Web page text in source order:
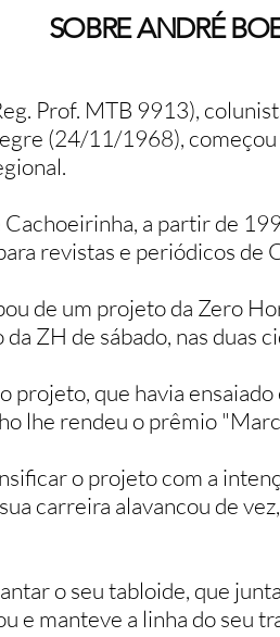
SOBRE ANDRÉ
Prof. MTB 9913),
(24/11/1968),
a partir de
revistas e periódicos de
de um projeto da Zero
ZH de sábado, nas duas
projeto, que havia
lhe rendeu o prêmio
o projeto com a
carreira alavancou de
o seu tabloide, que
e manteve a linha do seu